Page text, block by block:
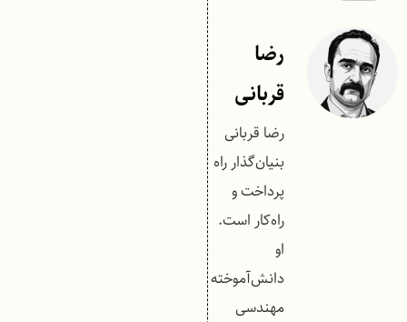
رضا
قربانی
رضا قربانی
بنیان‌گذار راه
پرداخت و
راه‌کار است.
او
دانش‌آموخته
مهندسی